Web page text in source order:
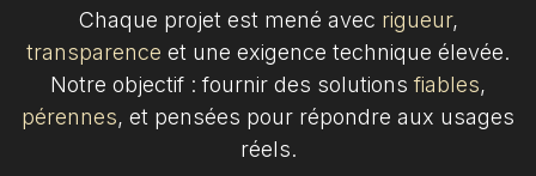
Chaque projet est mené avec rigueur,
transparence et une exigence technique élevée.
Notre objectif : fournir des solutions fiables,
pérennes, et pensées pour répondre aux usages
réels.